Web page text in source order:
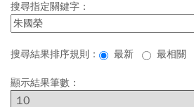
搜尋指定關鍵字：
搜尋結果排序規則： 最新 最相關
顯示結果筆數：